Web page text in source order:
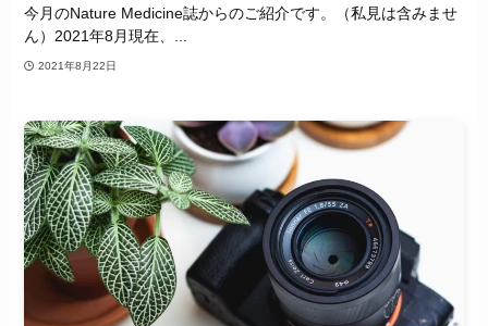
今月のNature Medicine誌からのご紹介です。（私見は含みませ
ん）2021年8月現在、...
2021年8月22日